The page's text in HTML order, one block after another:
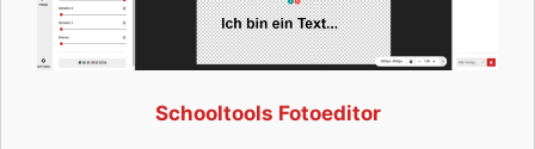
n
Schooltools Fotoeditor